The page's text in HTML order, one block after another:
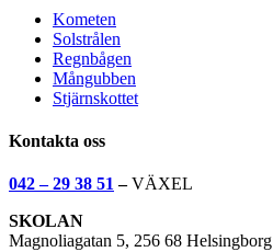
Kometen
Solstrålen
Regnbågen
Mångubben
Stjärnskottet
Kontakta oss
042 – 29 38 51–VÄXEL
SKOLAN
Magnoliagatan 5, 256 68 Helsingborg